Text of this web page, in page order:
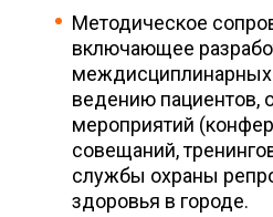
Методическое
включающее
междисциплинарных
ведению пациентов,
мероприятий
совещаний,
службы охраны
здоровья в городе.